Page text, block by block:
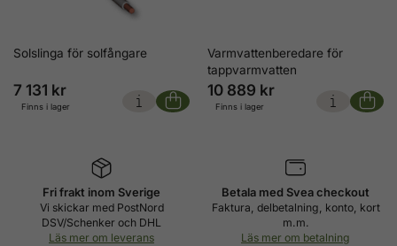
Solslinga för solfångare
7 131 kr
Finns i lager
Varmvattenberedare för
tappvarmvatten
10 889 kr
Finns i lager
Fri frakt inom Sverige
Vi skickar med PostNord
DSV/Schenker och DHL
Läs mer om leverans
Betala med Svea checkout
Faktura, delbetalning, konto, kort
m.m.
Läs mer om betalning